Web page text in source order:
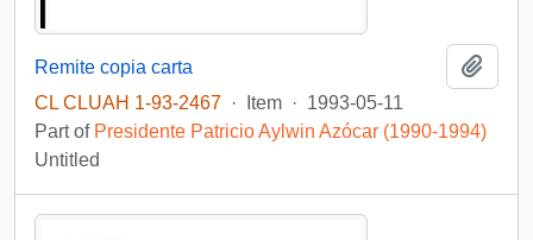
Remite copia carta
CL CLUAH 1-93-2467 · Item · 1993-05-11
Part of Presidente Patricio Aylwin Azócar (1990-1994)
Untitled